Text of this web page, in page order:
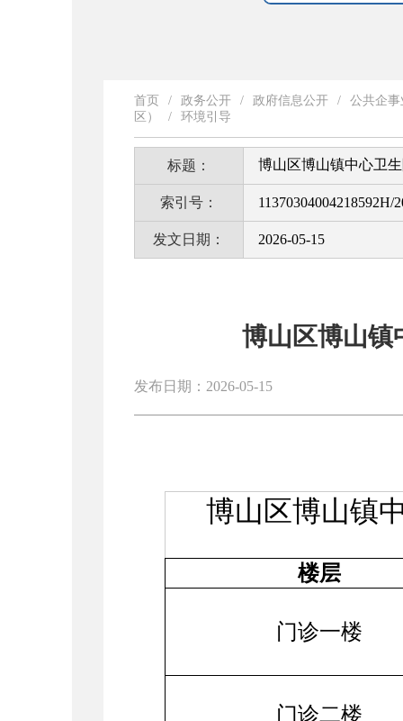
首页 / 政务公开 / 政府信息公开 /
公共企
区）
/ 环境引导
标题： 博山区博山镇中心卫
索引号： 11370304004218592H/
发文日期： 2026-05-15
博山区博山镇
发布日期：2026-05-15
博山区博山镇
楼层
门诊一楼
门诊二楼